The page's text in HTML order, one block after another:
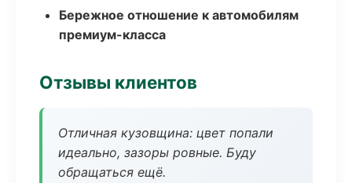
Бережное отношение к автомобилям
премиум-класса
Отзывы клиентов
Отличная кузовщина: цвет попали
идеально, зазоры ровные. Буду
обращаться ещё.